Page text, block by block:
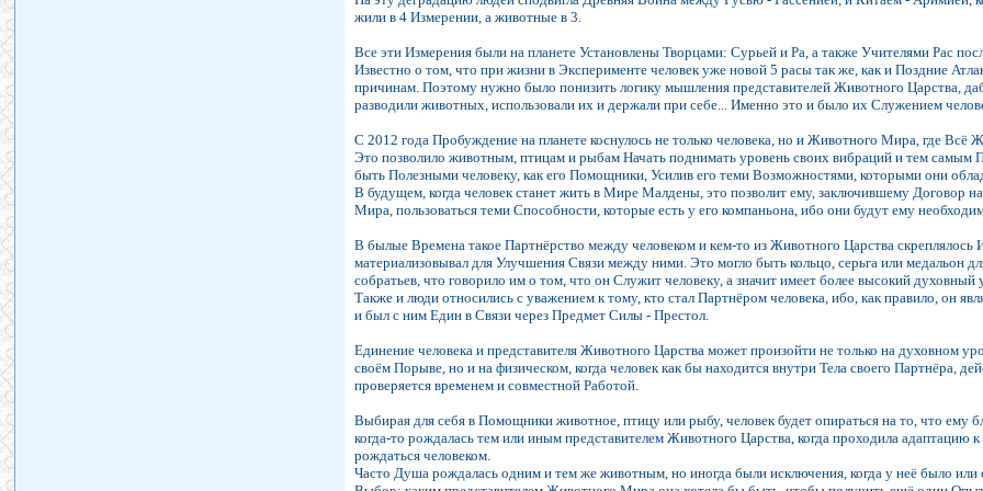
жили в 4 Измерении, а животные в 3.
Все эти Измерения были на планете Установлены Творцами: Сурьей и Ра, а также Учителями Рас
Известно о том, что при жизни в Эксперименте человек уже новой 5 расы так же, как и Поздние
причинам. Поэтому нужно было понизить логику мышления представителей Животного Царства,
разводили животных, использовали их и держали при себе... Именно это и было их Служением
С 2012 года Пробуждение на планете коснулось не только человека, но и Животного Мира, где Всё
Это позволило животным, птицам и рыбам Начать поднимать уровень своих вибраций и тем самым
быть Полезными человеку, как его Помощники, Усилив его теми Возможностями, которыми они
В будущем, когда человек станет жить в Мире Малдены, это позволит ему, заключившему Договор
Мира, пользоваться теми Способности, которые есть у его компаньона, ибо они будут ему
В былые Времена такое Партнёрство между человеком и кем-то из Животного Царства
материализовывал для Улучшения Связи между ними. Это могло быть кольцо, серьга или медальон
собратьев, что говорило им о том, что он Служит человеку, а значит имеет более высокий духовный
Также и люди относились с уважением к тому, кто стал Партнёром человека, ибо, как правило, он
и был с ним Един в Связи через Предмет Силы - Престол.
Единение человека и представителя Животного Царства может произойти не только на духовном
своём Порыве, но и на физическом, когда человек как бы находится внутри Тела своего Партнёра,
проверяется временем и совместной Работой.
Выбирая для себя в Помощники животное, птицу или рыбу, человек будет опираться на то, что ему
когда-то рождалась тем или иным представителем Животного Царства, когда проходила
рождаться человеком.
Часто Душа рождалась одним и тем же животным, но иногда были исключения, когда у неё было